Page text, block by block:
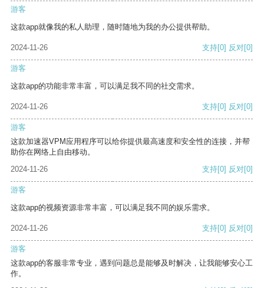
游客
这款app就像我的私人助理，随时随地为我的办公提供帮助。
2024-11-26 支持[0] 反对[0]
游客
这款app的功能非常丰富，可以满足我不同的社交需求。
2024-11-26 支持[0] 反对[0]
游客
这款加速器VPM应用程序可以给你提供最高速度和安全性的连接，并帮
助你在网络上自由移动。
2024-11-26
支持[0] 反对[0]
游客
这款app的视频资源非常丰富，可以满足我不同的娱乐需求。
2024-11-26 支持[0] 反对[0]
游客
这款app的客服非常专业，遇到问题总是能够及时解决，让我能够安心工
作。